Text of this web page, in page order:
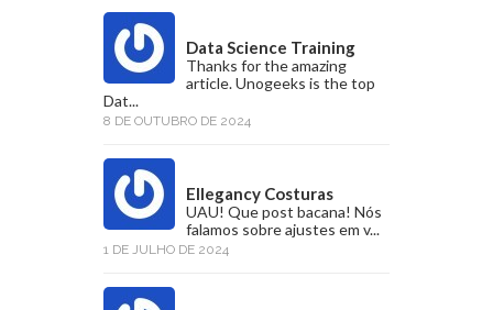
Data Science Training
Thanks for the amazing
article. Unogeeks is the top
Dat...
8 DE OUTUBRO DE 2024
Ellegancy Costuras
UAU! Que post bacana! Nós
falamos sobre ajustes em v...
1 DE JULHO DE 2024